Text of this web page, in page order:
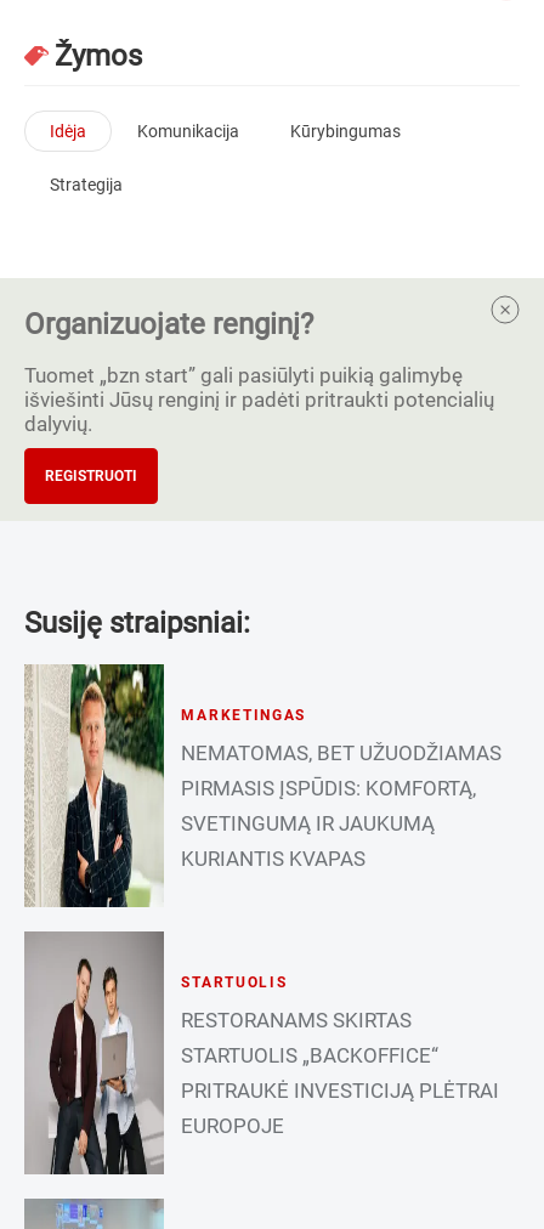
Žymos
Idėja Komunikacija Kūrybingumas
Strategija
Organizuojate renginį?
Tuomet „bzn start” gali pasiūlyti puikią galimybę
išviešinti Jūsų renginį ir padėti pritraukti potencialių
dalyvių.
REGISTRUOTI
Susiję straipsniai:
MARKETINGAS
NEMATOMAS, BET UŽUODŽIAMAS
PIRMASIS ĮSPŪDIS: KOMFORTĄ,
SVETINGUMĄ IR JAUKUMĄ
KURIANTIS KVAPAS
STARTUOLIS
RESTORANAMS SKIRTAS
STARTUOLIS „BACKOFFICE“
PRITRAUKĖ INVESTICIJĄ PLĖTRAI
EUROPOJE